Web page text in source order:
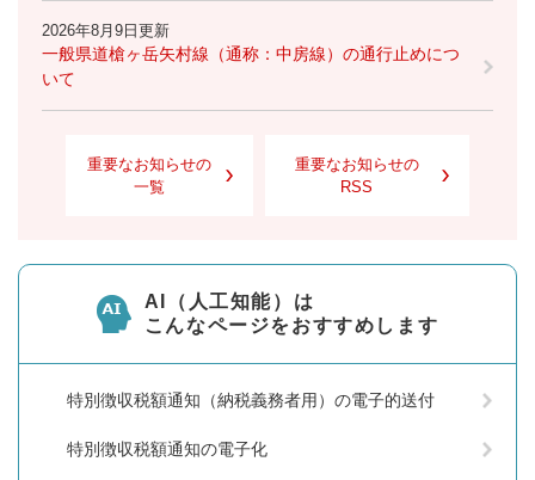
2026年8月9日更新
一般県道槍ヶ岳矢村線（通称：中房線）の通行止めにつ
いて
重要なお知らせの
一覧
重要なお知らせの
RSS
AI（人工知能）は
こんなページをおすすめします
特別徴収税額通知（納税義務者用）の電子的送付
特別徴収税額通知の電子化